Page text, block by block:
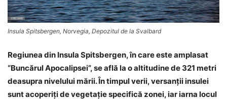
Insula Spitsbergen, Norvegia, Depozitul de la Svalbard
Regiunea din Insula Spitsbergen, în care este amplasat
“Buncărul Apocalipsei”, se află la o altitudine de 321 metri
deasupra nivelului mării. În timpul verii, versanţii insulei
sunt acoperiţi de vegetaţie specifică zonei, iar iarna locul